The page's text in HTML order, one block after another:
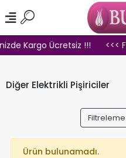
Kargo Ücretsiz !!! <<<
Diğer Elektrikli Pişiriciler
Filtreleme
Ürün bulunamadı.